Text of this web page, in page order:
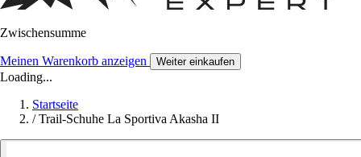
Zwischensumme
Meinen Warenkorb anzeigen Weiter einkaufen
Loading...
Startseite
/ Trail-Schuhe La Sportiva Akasha II